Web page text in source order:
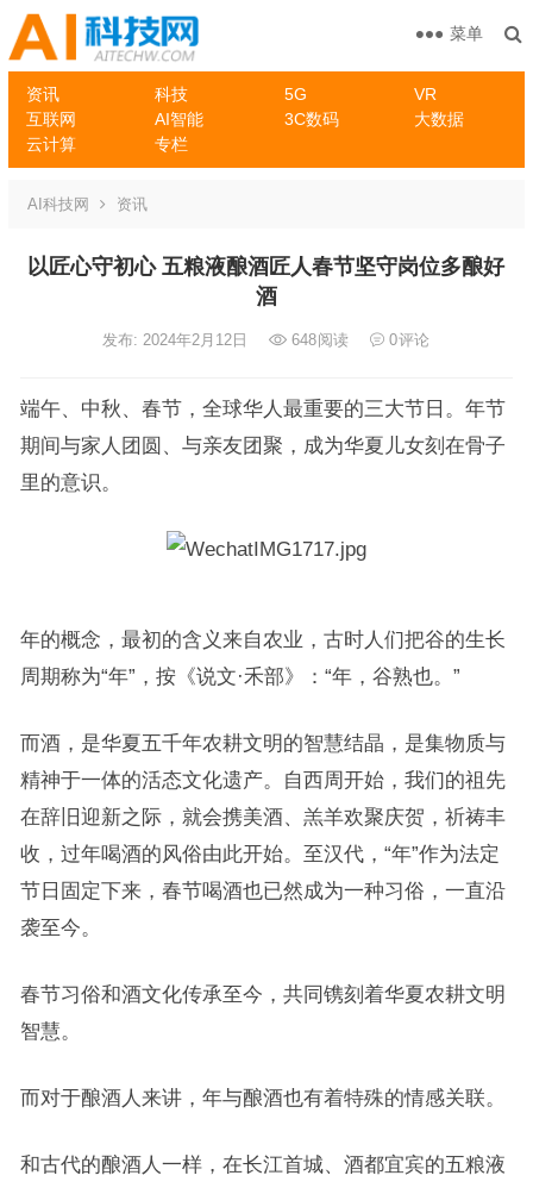
资讯 科技 5G
VR
互联网
AI智能 3C数码
大数据
云计算
专栏
菜单
AI科技网 资讯
以匠心守初心 五粮液酿酒匠人春节坚守岗位多酿好
酒
发布: 2024年2月12日 648阅读 0评论
端午、中秋、春节，全球华人最重要的三大节日。年节
期间与家人团圆、与亲友团聚，成为华夏儿女刻在骨子
里的意识。
年的概念，最初的含义来自农业，古时人们把谷的生长
周期称为“年”，按《说文·禾部》：“年，谷熟也。”
而酒，是华夏五千年农耕文明的智慧结晶，是集物质与
精神于一体的活态文化遗产。自西周开始，我们的祖先
在辞旧迎新之际，就会携美酒、羔羊欢聚庆贺，祈祷丰
收，过年喝酒的风俗由此开始。至汉代，“年”作为法定
节日固定下来，春节喝酒也已然成为一种习俗，一直沿
袭至今。
春节习俗和酒文化传承至今，共同镌刻着华夏农耕文明
智慧。
而对于酿酒人来讲，年与酿酒也有着特殊的情感关联。
和古代的酿酒人一样，在长江首城、酒都宜宾的五粮液